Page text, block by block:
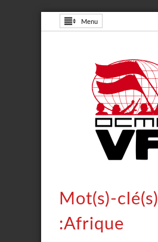
Menu
Mot(s)-clé(s)
:Afrique